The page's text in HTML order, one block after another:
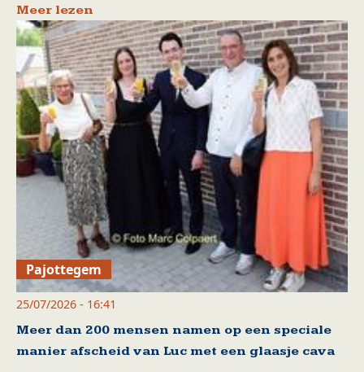
Meer lezen
Pajottegem
25/07/2026 - 16:41
Meer dan 200 mensen namen op een speciale
manier afscheid van Luc met een glaasje cava